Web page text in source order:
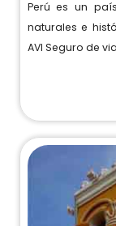
Perú es un
naturales e
AVI Seguro de